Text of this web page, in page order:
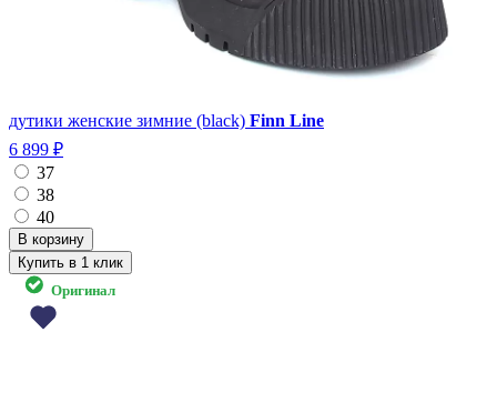
дутики женские зимние (black) Finn Line
6 899 ₽
37
38
40
Купить в 1 клик
Оригинал